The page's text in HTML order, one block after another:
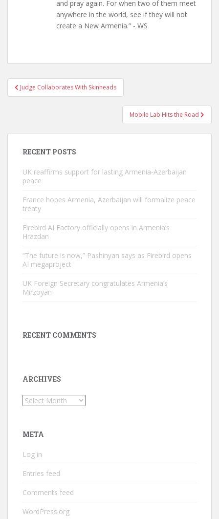
and pray again. For when two of them meet
anywhere in the world, see if they will not
create a New Armenia.” - WS
Post
navigation
Judge Collaborates With Skinheads
Mobile Lab Hits the Road
RECENT POSTS
UK reaffirms support for lasting Armenia-Azerbaijan
peace
France hopes Armenia, Azerbaijan will formalize peace
treaty
Firebird AI Factory officially opens in Armenia’s
Hrazdan
“The future is now,” Pashinyan says as Firebird opens
AI megaproject
UK Foreign Secretary congratulates Armenia’s
Mirzoyan
RECENT COMMENTS
ARCHIVES
Archives
META
Log in
Entries feed
Comments feed
WordPress.org